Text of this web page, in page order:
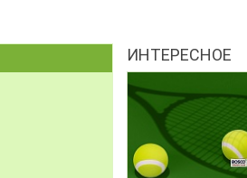
ИНТЕРЕСНОЕ